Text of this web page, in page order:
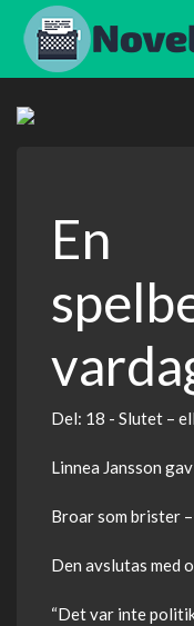
En
Del: 18 - Slutet –
Linnea Jansson
Broar som brister
Den avslutas med
“Det var inte